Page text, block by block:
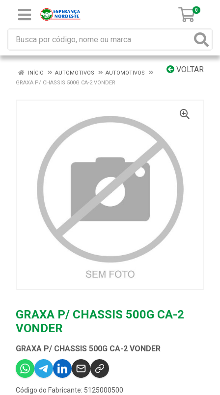
0
VOLTAR
INÍCIO AUTOMOTIVOS
AUTOMOTIVOS
GRAXA P/ CHASSIS 500G CA-2 VONDER
GRAXA P/ CHASSIS 500G CA-2
VONDER
GRAXA P/ CHASSIS 500G CA-2 VONDER
Código do Fabricante: 5125000500